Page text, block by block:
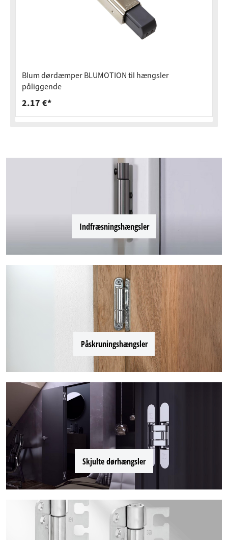
Blum dørdæmper BLUMOTION til hængsler
påliggende
2.17 €*
Indfræsningshængsler
Påskruningshængsler
Skjulte dørhængsler